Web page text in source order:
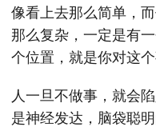
像看上去那么简单，
那么复杂，一定是有
个位置，就是你对这个
人一旦不做事，就会
是神经发达，脑袋聪